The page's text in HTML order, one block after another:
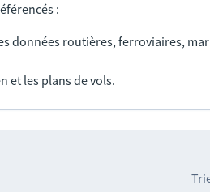
:
données routières, ferroviaires,
et les plans de vols.